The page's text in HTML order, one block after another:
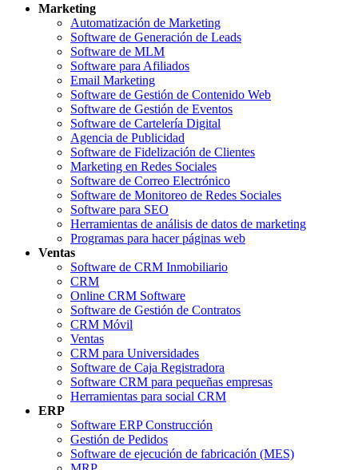
Marketing
Automatización de Marketing
Software de Generación de Leads
Software de MLM
Software para Afiliados
Email Marketing
Software de Gestión de Contenido Web
Software de Gestión de Eventos
Software de Cartelería Digital
Agencia de Publicidad
Software de Fidelización de Clientes
Marketing en Redes Sociales
Software de Correo Electrónico
Software de Monitoreo de Redes Sociales
Software para SEO
Herramientas de análisis de datos de marketing
Programas para hacer páginas web
Ventas
Software de CRM Inmobiliario
CRM
Online CRM Software
Software de Gestión de Contratos
CRM Móvil
Ventas
CRM para Universidades
Software de Caja Registradora
Software CRM para pequeñas empresas
Herramientas para social CRM
ERP
Software ERP Construcción
Gestión de Pedidos
Software de ejecución de fabricación (MES)